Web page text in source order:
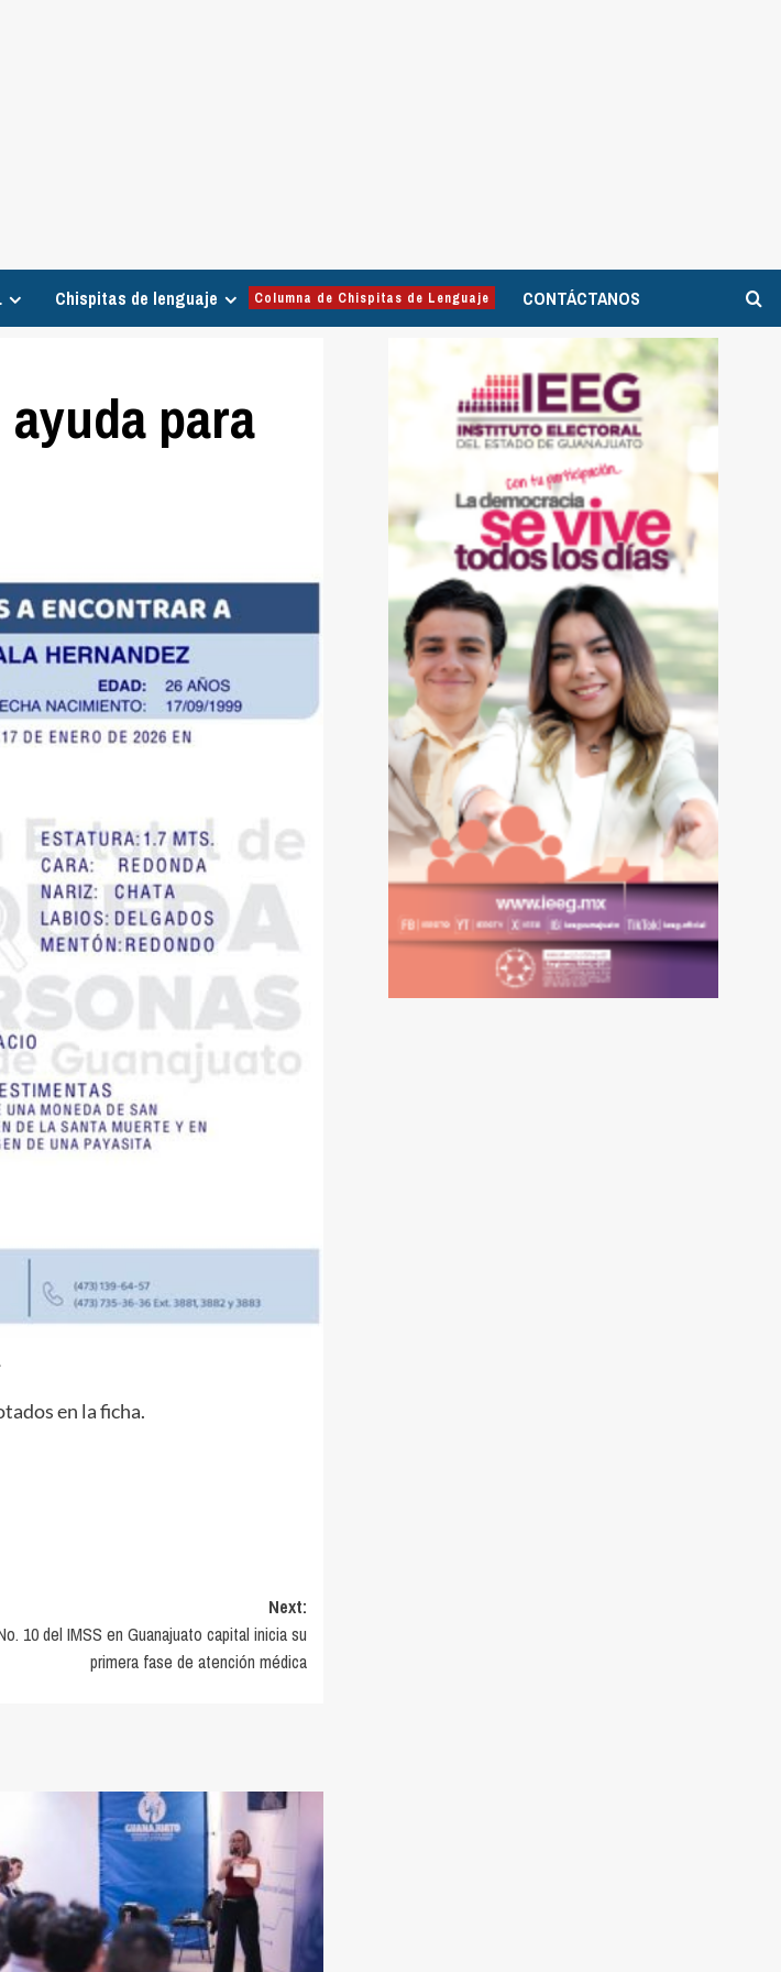
Chispitas de lenguaje Columna de Chispitas de Lenguaje CONTÁCTANOS
para
en la ficha.
Next:
10 del IMSS en Guanajuato capital inicia su
primera fase de atención médica